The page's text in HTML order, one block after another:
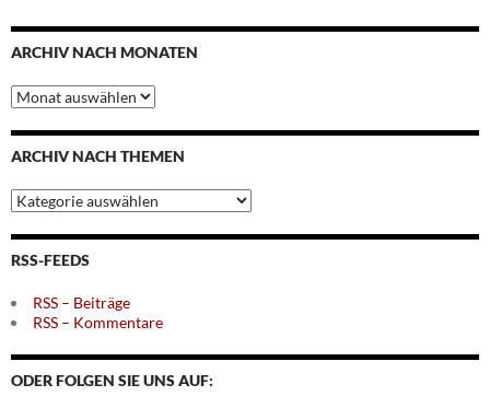
ARCHIV NACH MONATEN
Archiv
nach
Monaten
ARCHIV NACH THEMEN
Archiv
nach
Themen
RSS-FEEDS
RSS – Beiträge
RSS – Kommentare
ODER FOLGEN SIE UNS AUF: